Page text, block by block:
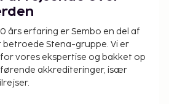
års erfaring er Sembo en del af
betroede Stena-gruppe. Vi er
vores ekspertise og bakket op
akkrediteringer, især